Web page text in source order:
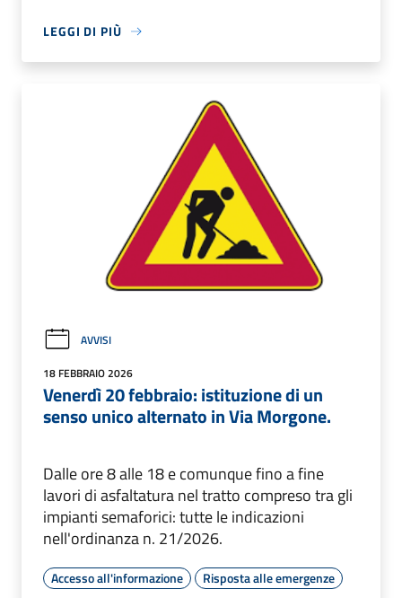
LEGGI DI PIÙ
AVVISI
18 FEBBRAIO 2026
Venerdì 20 febbraio: istituzione di un
senso unico alternato in Via Morgone.
Dalle ore 8 alle 18 e comunque fino a fine
lavori di asfaltatura nel tratto compreso tra gli
impianti semaforici: tutte le indicazioni
nell'ordinanza n. 21/2026.
Accesso all'informazione Risposta alle emergenze